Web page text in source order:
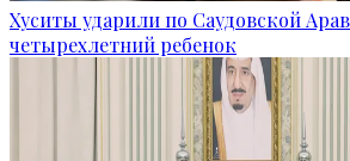
Хуситы ударили по Саудовской
четырехлетний ребенок